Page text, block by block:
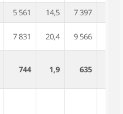
5 561 14,5 7 397
7 831 20,4 9 566
744 1,9 635